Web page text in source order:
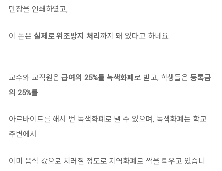
만장을 인쇄하였고,
이 돈은 실제로 위조방지 처리 까지 돼 있다고 하네요.
교수와 교직원은 급여의 25%를 녹색화폐 로 받고, 학생들은 등록금
의 25%를
아르바이트를 해서 번 녹색화폐로 낼 수 있으며, 녹색화폐는 학교
주변에서
이미 음식 값으로 치러질 정도로 지역화폐로 싹을 틔우고 있습니